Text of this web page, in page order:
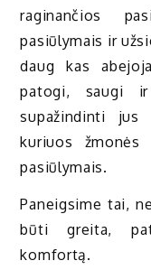
raginančios
pasiūlymais ir
daug kas
patogi, saugi
supažindinti jus
kuriuos
pasiūlymais.
Paneigsime tai,
būti greita,
komfortą.